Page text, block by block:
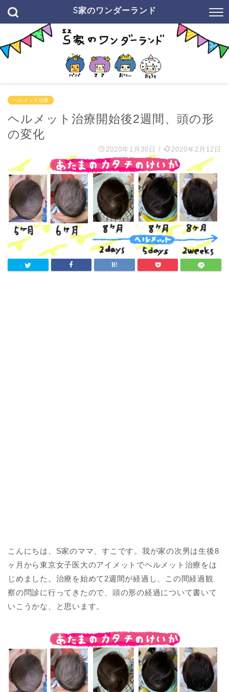
S家のワンダーランド
ヘルメット治療
ヘルメット治療開始後2週間、頭の形
の変化
2020年1月30日 / 2020年2月12日
こんにちは、S家のママ、すこです。我が家の次男は生後8
ヶ月から東京女子医大のアイメットでヘルメット治療をは
じめました。治療を始めて2週間が経過し、この間経過観
察の問診に行ってきたので、頭の形の経過について書いて
いこうかな、と思います。